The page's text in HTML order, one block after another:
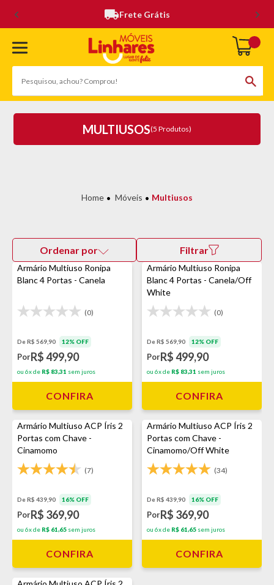
Frete Grátis
MULTIUSOS(5 Produtos)
Móveis Multiusos
Ordenar por Filtrar
Armário Multiuso Ronipa
Blanc 4 Portas - Canela
(0)
De R$ 569,90 12% OFF
PorR$ 499,90
ou 6x de R$ 83,31 sem juros
CONFIRA
Armário Multiuso Ronipa
Blanc 4 Portas - Canela/Off
White
(0)
De R$ 569,90 12% OFF
PorR$ 499,90
ou 6x de R$ 83,31 sem juros
CONFIRA
Armário Multiuso ACP Íris 2
Portas com Chave -
Cinamomo
(7)
De R$ 439,90 16% OFF
PorR$ 369,90
ou 6x de R$ 61,65 sem juros
CONFIRA
Armário Multiuso ACP Íris 2
Portas com Chave -
Cinamomo/Off White
(34)
De R$ 439,90 16% OFF
PorR$ 369,90
ou 6x de R$ 61,65 sem juros
CONFIRA